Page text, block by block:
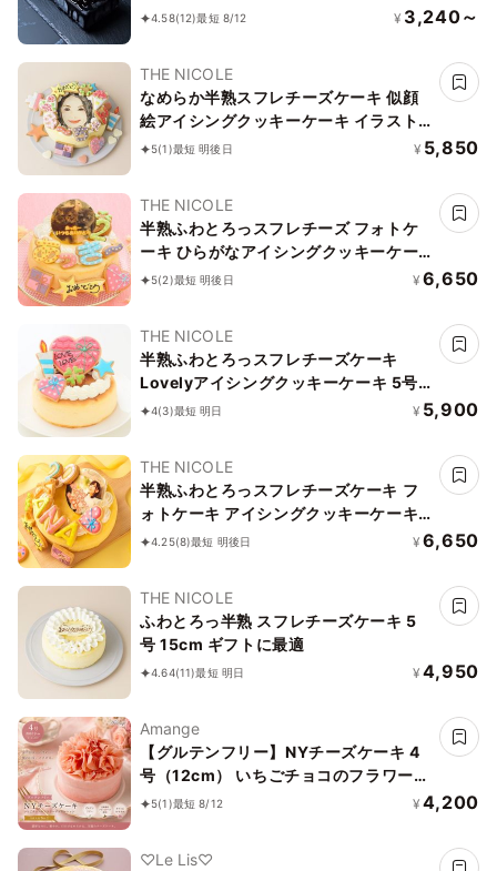
4.58(12)最短 8/12 ¥ 3,240～
THE NICOLE
なめらか半熟スフレチーズケーキ 似顔
絵アイシングクッキーケーキ イラスト
ケーキ 5号 ギフトに最適
5(1)最短 明後日 ¥ 5,850
THE NICOLE
半熟ふわとろっスフレチーズ フォトケ
ーキ ひらがなアイシングクッキーケー
キ 写真ケーキ 5号 15cm ※ひらがなタ
5(2)最短 明後日 ¥ 6,650
THE NICOLE
半熟ふわとろっスフレチーズケーキ
Lovelyアイシングクッキーケーキ 5号
15cm （お得なアイシングセットです）
4(3)最短 明日 ¥ 5,900
THE NICOLE
半熟ふわとろっスフレチーズケーキ フ
ォトケーキ アイシングクッキーケーキ
写真ケーキ 5号 15cm 【お好きなイラス
4.25(8)最短 明後日 ¥ 6,650
THE NICOLE
ふわとろっ半熟 スフレチーズケーキ 5
号 15cm ギフトに最適
4.64(11)最短 明日 ¥ 4,950
Amange
【グルテンフリー】NYチーズケーキ 4
号（12cm） いちごチョコのフラワーデ
コレーション｜当店人気No.1
5(1)最短 8/12 ¥ 4,200
♡Le Lis♡